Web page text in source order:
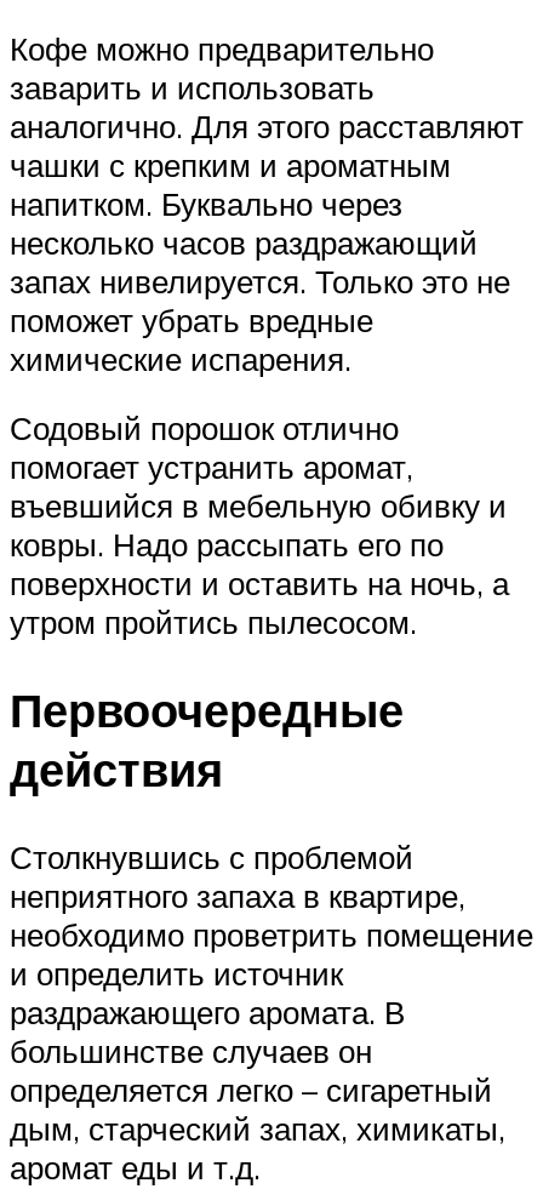
Кофе можно предварительно
заварить и использовать
аналогично. Для этого расставляют
чашки с крепким и ароматным
напитком. Буквально через
несколько часов раздражающий
запах нивелируется. Только это не
поможет убрать вредные
химические испарения.
Содовый порошок отлично
помогает устранить аромат,
въевшийся в мебельную обивку и
ковры. Надо рассыпать его по
поверхности и оставить на ночь, а
утром пройтись пылесосом.
Первоочередные
действия
Столкнувшись с проблемой
неприятного запаха в квартире,
необходимо проветрить помещение
и определить источник
раздражающего аромата. В
большинстве случаев он
определяется легко – сигаретный
дым, старческий запах, химикаты,
аромат еды и т.д.